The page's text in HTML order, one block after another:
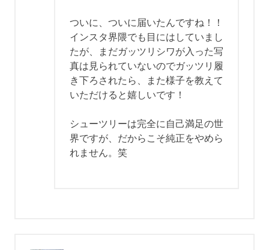
ついに、ついに届いたんですね！！
インスタ界隈でも目にはしていまし
たが、まだガッツリシワが入った写
真は見られていないのでガッツリ履
き下ろされたら、また様子を教えて
いただけると嬉しいです！
シューツリーは完全に自己満足の世
界ですが、だからこそ純正をやめら
れません。笑